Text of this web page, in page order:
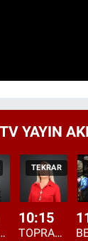
YAYIN
SABAH
TEKRAR
10:15
TOPRAKTAN SOFRAYA